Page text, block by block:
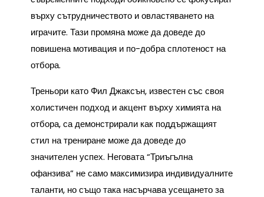
върху сътрудничеството и овластяването на
играчите. Тази промяна може да доведе до
повишена мотивация и по-добра сплотеност на
отбора.
Треньори като Фил Джаксън, известен със своя
холистичен подход и акцент върху химията на
отбора, са демонстрирали как поддържащият
стил на трениране може да доведе до
значителен успех. Неговата “Триъгълна
офанзива” не само максимизира индивидуалните
таланти, но също така насърчава усещането за